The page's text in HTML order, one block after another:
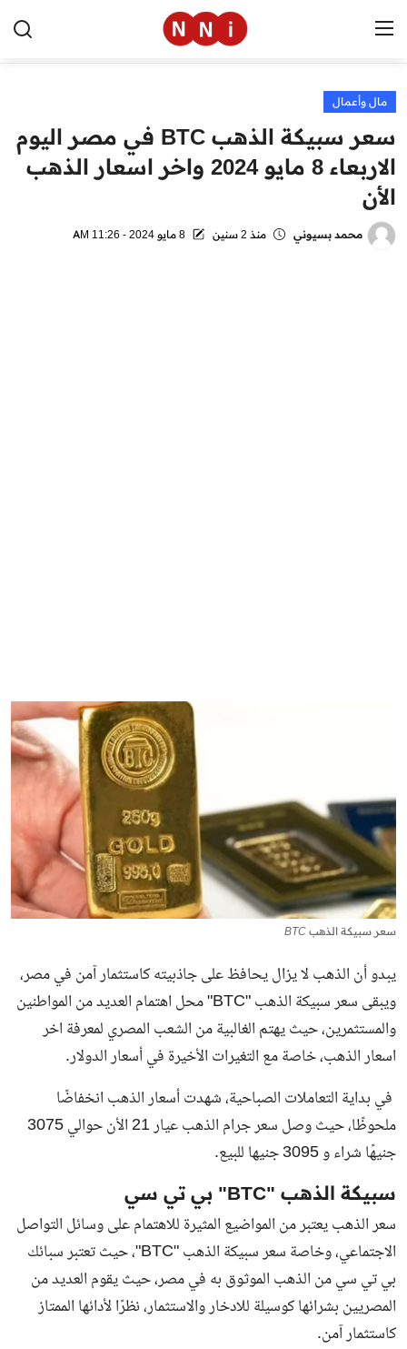
الرئيسية
اخبار مصر
العالم
الرياضة
مال وأعمال
سعر سبيكة الذهب BTC في مصر اليوم
الاربعاء 8 مايو 2024 واخر اسعار الذهب
الأن
محمد بسيوني منذ 2 سنين 8 مايو 2024 - 11:26 AM
سعر سبيكة الذهب BTC
يبدو أن الذهب لا يزال يحافظ على جاذبيته كاستثمار آمن في مصر،
ويبقى سعر سبيكة الذهب "BTC" محل اهتمام العديد من المواطنين
والمستثمرين، حيث يهتم الغالبية من الشعب المصري لمعرفة اخر
اسعار الذهب، خاصة مع التغيرات الأخيرة في أسعار الدولار.
في بداية التعاملات الصباحية، شهدت أسعار الذهب انخفاضًا
ملحوظًا، حيث وصل سعر جرام الذهب
عيار 21 الأن حوالي 3075
جنيهًا شراء و 3095 جنيها للبيع.
سبيكة الذهب "BTC" بي تي سي
سعر الذهب يعتبر من المواضيع المثيرة للاهتمام على وسائل التواصل
الاجتماعي، وخاصة سعر سبيكة الذهب "BTC"، حيث تعتبر سبائك
بي تي سي من الذهب الموثوق به في مصر، حيث يقوم العديد من
المصريين بشرائها كوسيلة للادخار والاستثمار، نظرًا لأدائها الممتاز
كاستثمار آمن.